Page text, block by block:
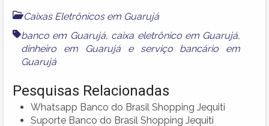
Caixas Eletrônicos em Guarujá
banco em Guarujá, caixa eletrônico em Guarujá,
dinheiro em Guarujáe serviço bancário em
Guarujá
Pesquisas Relacionadas
Whatsapp Banco do Brasil Shopping Jequiti
Suporte Banco do Brasil Shopping Jequiti